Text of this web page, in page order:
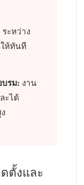
ระหว่าง
ห้ทันที
รม: งาน
ะได้
ตั้งและ